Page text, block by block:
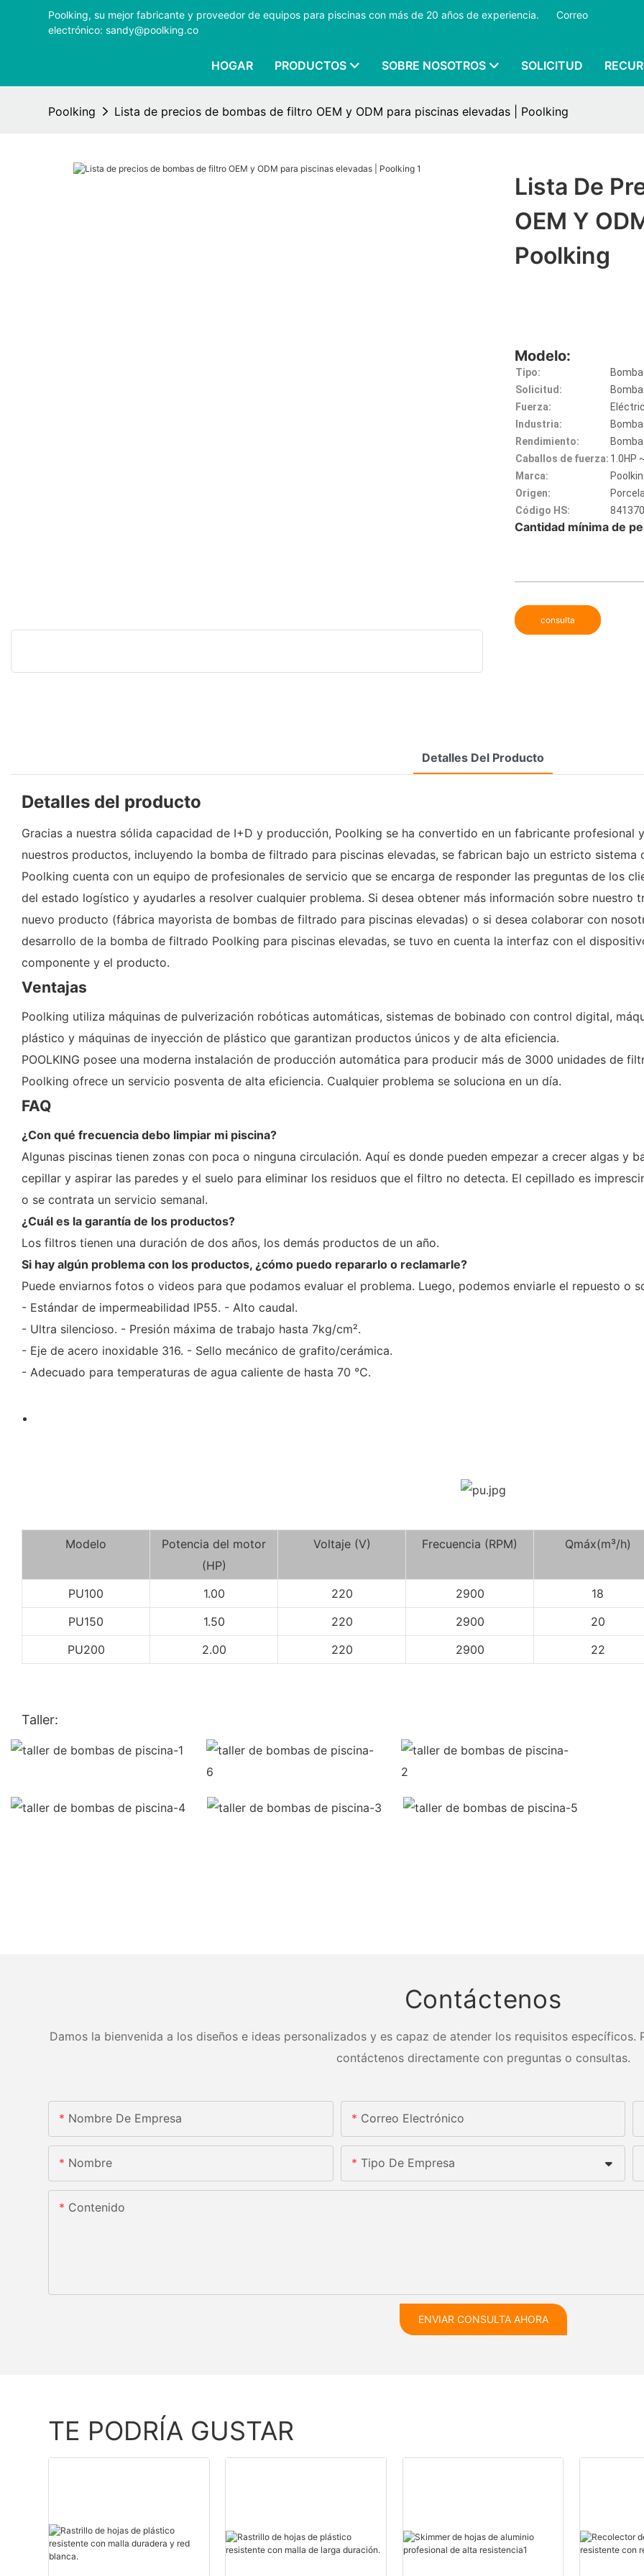
Poolking, su mejor fabricante y proveedor de equipos para piscinas con más de 20 años de experiencia.
Correo
electrónico: sandy@poolking.co
HOGAR PRODUCTOS SOBRE NOSOTROS SOLICITUD
Poolking Lista de precios de bombas de filtro OEM y ODM para piscinas elevadas | Poolking
Lista De
OEM Y
Poolking
Modelo:
Tipo:
Solicitud:
Fuerza:
Industria:
Rendimiento:
Caballos de fuerza: 1.0HP
Marca:
Origen:
Código HS:
Cantidad mínima de
consulta
Detalles Del Producto
Detalles del producto
Gracias a nuestra sólida capacidad de I+D y producción, Poolking se ha convertido en un fabricante profesional
nuestros productos, incluyendo la bomba de filtrado para piscinas elevadas, se fabrican bajo un estricto
Poolking cuenta con un equipo de profesionales de servicio que se encarga de responder las preguntas de los
del estado logístico y ayudarles a resolver cualquier problema. Si desea obtener más información sobre nuestro
nuevo producto (fábrica mayorista de bombas de filtrado para piscinas elevadas) o si desea colaborar con
desarrollo de la bomba de filtrado Poolking para piscinas elevadas, se tuvo en cuenta la interfaz con el
componente y el producto.
Ventajas
Poolking utiliza máquinas de pulverización robóticas automáticas, sistemas de bobinado con control digital,
plástico y máquinas de inyección de plástico que garantizan productos únicos y de alta eficiencia.
POOLKING posee una moderna instalación de producción automática para producir más de 3000 unidades de
Poolking ofrece un servicio posventa de alta eficiencia. Cualquier problema se soluciona en un día.
FAQ
¿Con qué frecuencia debo limpiar mi piscina?
Algunas piscinas tienen zonas con poca o ninguna circulación. Aquí es donde pueden empezar a crecer algas y
cepillar y aspirar las paredes y el suelo para eliminar los residuos que el filtro no detecta. El cepillado es
o se contrata un servicio semanal.
¿Cuál es la garantía de los productos?
Los filtros tienen una duración de dos años, los demás productos de un año.
Si hay algún problema con los productos, ¿cómo puedo repararlo o reclamarle?
Puede enviarnos fotos o videos para que podamos evaluar el problema. Luego, podemos enviarle el repuesto o
- Estándar de impermeabilidad IP55. - Alto caudal.
- Ultra silencioso. - Presión máxima de trabajo hasta 7kg/cm².
- Eje de acero inoxidable 316. - Sello mecánico de grafito/cerámica.
- Adecuado para temperaturas de agua caliente de hasta 70 ℃.
Modelo
Potencia del motor
(HP)
Voltaje (V) Frecuencia (RPM) Qmáx(m³/h)
PU100 1.00 220 2900 18
PU150
1.50 220 2900 20
PU200
2.00 220 2900 22
Taller:
Contáctenos
Damos la bienvenida a los diseños e ideas personalizados y es capaz de atender los requisitos
contáctenos directamente con preguntas o consultas.
Nombre De Empresa Correo Electrónico
Nombre Tipo De Empresa
Contenido
ENVIAR CONSULTA AHORA
TE PODRÍA GUSTAR